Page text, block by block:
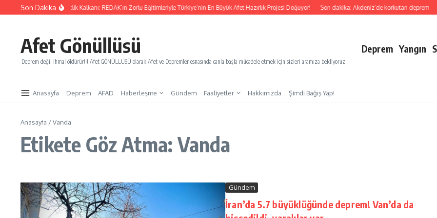
İçeriğe atlaSon Dakika
Kurtaracak Gençlik Kalkanı: REDAK’ın Zorlu Eğitimleriyle Türkiye’nin En Büyük Afet Hazırlık Projesi Doğuyor! Son dakika: Akdeniz’de korkutan deprem
Afet Gönüllüsü
Deprem değil ihmal öldürür!!! Afet GÖNÜLLÜSÜ olarak Afet ve Depremler esnasında canla başla mücadele etmek için sizleri aramıza bekliyoruz.
Deprem Yangın
Anasayfa Deprem AFAD Haberleşme Gündem Faaliyetler Hakkımızda Şimdi Bağış Yap!
Anasayfa /Vanda
Etikete Göz Atma: Vanda
Gündem
İran’da 5.7 büyüklüğünde deprem! Van’da da